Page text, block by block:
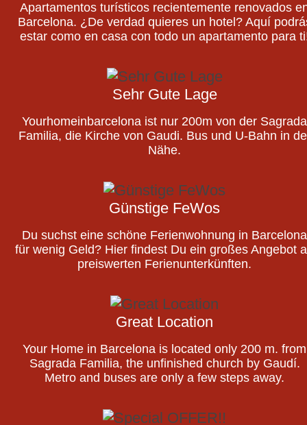
Apartamentos turísticos recientemente renovados
Barcelona. ¿De verdad quieres un hotel? Aquí
estar como en casa con todo un apartamento para
Sehr Gute Lage
Yourhomeinbarcelona ist nur 200m von der Sagrada
Familia, die Kirche von Gaudi. Bus und U-Bahn in
Nähe.
Günstige FeWos
Du suchst eine schöne Ferienwohnung in Barcelona
für wenig Geld? Hier findest Du ein großes Angebot
preiswerten Ferienunterkünften.
Great Location
Your Home in Barcelona is located only 200 m. from
Sagrada Familia, the unfinished church by Gaudí.
Metro and buses are only a few steps away.